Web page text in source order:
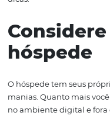
ele não fizer essa
sido negativa.
pessoas imagina.
dicas.